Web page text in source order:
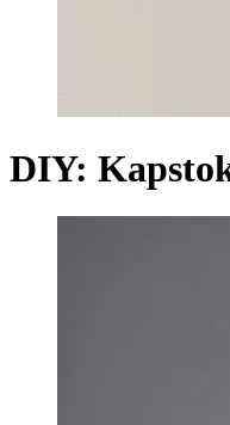
DIY: